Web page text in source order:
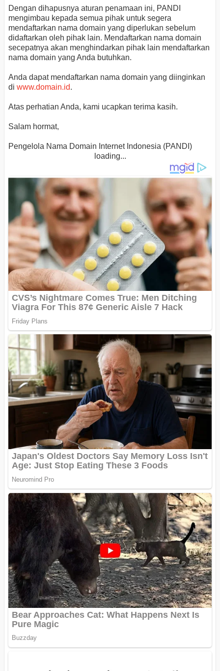
Dengan dihapusnya aturan penamaan ini, PANDI
mengimbau kepada semua pihak untuk segera
mendaftarkan nama domain yang diperlukan sebelum
didaftarkan oleh pihak lain. Mendaftarkan nama domain
secepatnya akan menghindarkan pihak lain mendaftarkan
nama domain yang Anda butuhkan.
Anda dapat mendaftarkan nama domain yang diinginkan
di www.domain.id.
Atas perhatian Anda, kami ucapkan terima kasih.
Salam hormat,
Pengelola Nama Domain Internet Indonesia (PANDI)
loading...